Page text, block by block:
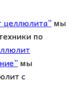
целлюлита”мы
по
мы
с